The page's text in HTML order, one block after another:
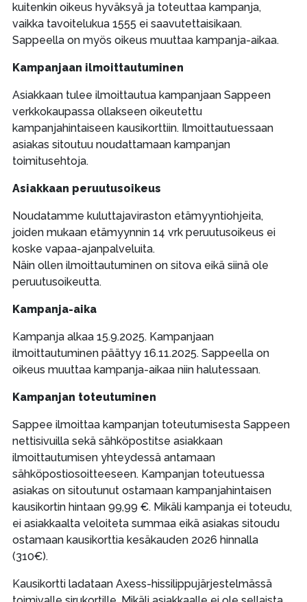
kuitenkin oikeus hyväksyä ja toteuttaa kampanja,
vaikka tavoitelukua 1555 ei saavutettaisikaan.
Sappeella on myös oikeus muuttaa kampanja-aikaa.
Kampanjaan ilmoittautuminen
Asiakkaan tulee ilmoittautua kampanjaan Sappeen
verkkokaupassa ollakseen oikeutettu
kampanjahintaiseen kausikorttiin. Ilmoittautuessaan
asiakas sitoutuu noudattamaan kampanjan
toimitusehtoja.
Asiakkaan peruutusoikeus
Noudatamme kuluttajaviraston etämyyntiohjeita,
joiden mukaan etämyynnin 14 vrk peruutusoikeus ei
koske vapaa-ajanpalveluita.
Näin ollen ilmoittautuminen on sitova eikä siinä ole
peruutusoikeutta.
Kampanja-aika
Kampanja alkaa 15.9.2025. Kampanjaan
ilmoittautuminen päättyy 16.11.2025. Sappeella on
oikeus muuttaa kampanja-aikaa niin halutessaan.
Kampanjan toteutuminen
Sappee ilmoittaa kampanjan toteutumisesta Sappeen
nettisivuilla sekä sähköpostitse asiakkaan
ilmoittautumisen yhteydessä antamaan
sähköpostiosoitteeseen. Kampanjan toteutuessa
asiakas on sitoutunut ostamaan kampanjahintaisen
kausikortin hintaan 99,99 €. Mikäli kampanja ei toteudu,
ei asiakkaalta veloiteta summaa eikä asiakas sitoudu
ostamaan kausikorttia kesäkauden 2026 hinnalla
(310€).
Kausikortti ladataan Axess-hissilippujärjestelmässä